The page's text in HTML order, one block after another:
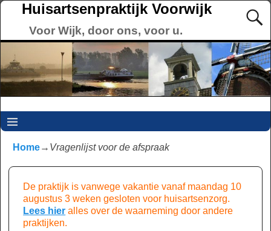
Huisartsenpraktijk Voorwijk
Voor Wijk, door ons, voor u.
Home→ Vragenlijst voor de afspraak
De praktijk is vanwege vakantievanaf maandag 10
augustus 3 weken gesloten voor huisartsenzorg.
Lees hier alles over de waarneming door andere
praktijken.